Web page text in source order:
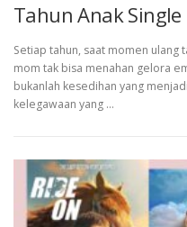
Tahun Anak
Setiap tahun, saat momen ulang
mom tak bisa menahan gelora
bukanlah kesedihan yang
kelegawaan yang …